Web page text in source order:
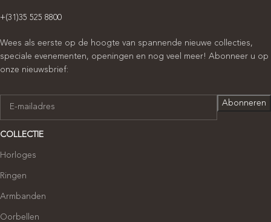
+(31)35 525 8800
Wees als eerste op de hoogte van spannende nieuwe collecties,
speciale evenementen, openingen en nog veel meer! Abonneer u op
onze nieuwsbrief:
COLLECTIE
Horloges
Ringen
Armbanden
Oorbellen